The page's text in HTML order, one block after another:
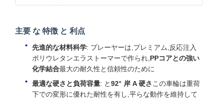
主要 な 特徴 と 利点
先進的な材料科学: プレーヤーは,プレミアム,反応注入
ポリウレタンエラストーマーで作られ, PPコアとの強い
化学結合最大の耐久性と信頼性のために
最適な硬さと負荷容量: と92° 岸 A 硬さ この車輪は重荷
下での変形に優れた耐性を有し,平らな動作を維持して